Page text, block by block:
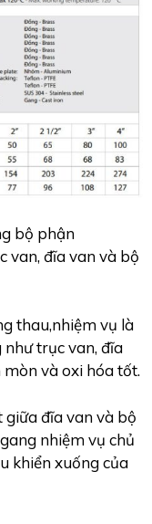
bộ phận
van, đĩa van và bộ
thau,nhiệm vụ là
trục van, đĩa
mòn và oxi hóa tốt.
giữa đĩa van và bộ
nhiệm vụ chủ
khiển xuống của